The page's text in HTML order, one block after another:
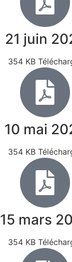
21 juin
354 KB
10 mai
354 KB
15 mars
354 KB